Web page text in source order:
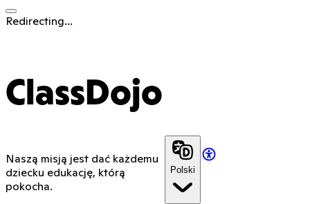
Redirecting...
ClassDojo
Naszą misją jest dać każdemu
dziecku edukację, którą
pokocha.
Polski